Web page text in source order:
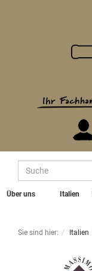
Über uns Italien
Sie sind hier: Italien